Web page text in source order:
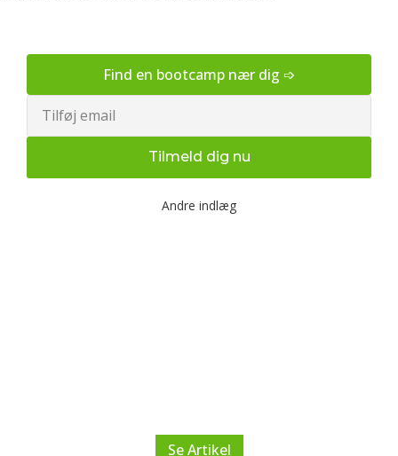
Find en bootcamp nær dig ➩
Tilmeld dig nu
Andre indlæg
Se Artikel